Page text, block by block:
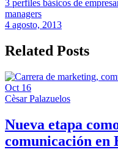
3 perfiles básicos de
managers
4 agosto, 2013
Related Posts
Oct 16
Cèsar Palazuelos
Nueva etapa
comunicación en